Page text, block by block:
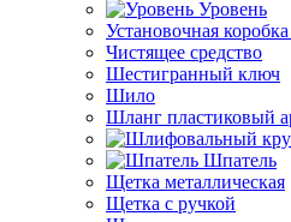
Уровень
Установочная
Чистящее средство
Шестигранный ключ
Шило
Шланг пластиковый
Шпатель
Щетка металлическая
Щетка с ручкой